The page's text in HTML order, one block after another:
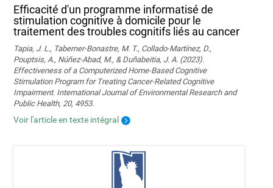
Efficacité d'un programme informatisé de
stimulation cognitive à domicile pour le
traitement des troubles cognitifs liés au cancer
Tapia, J. L., Taberner-Bonastre, M. T., Collado-Martínez, D.,
Pouptsis, A., Núñez-Abad, M., & Duñabeitia, J. A. (2023).
Effectiveness of a Computerized Home-Based Cognitive
Stimulation Program for Treating Cancer-Related Cognitive
Impairment. International Journal of Environmental Research and
Public Health, 20, 4953.
Voir l'article en texte intégral